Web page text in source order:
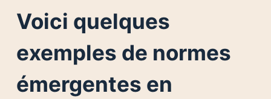
Voici quelques
exemples de normes
émergentes en